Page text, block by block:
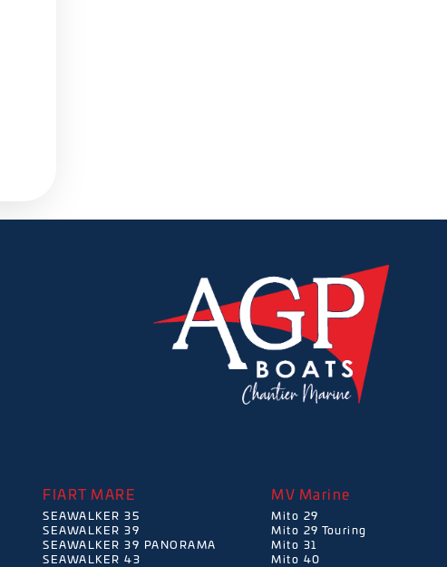
FIART MARE
SEAWALKER 35
SEAWALKER 39
SEAWALKER 39 PANORAMA
SEAWALKER 43
MV Marine
Mito 29
Mito 29 Touring
Mito 31
Mito 40